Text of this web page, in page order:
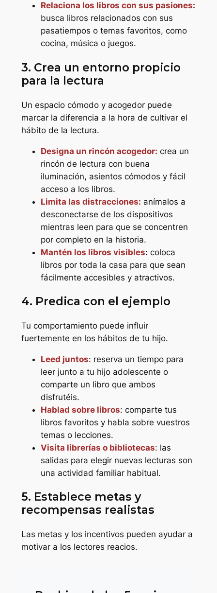
Relaciona los libros con sus pasiones:
busca libros relacionados con sus
pasatiempos o temas favoritos, como
cocina, música o juegos.
3. Crea un entorno propicio
para la lectura
Un espacio cómodo y acogedor puede
marcar la diferencia a la hora de cultivar el
hábito de la lectura.
Designa un rincón acogedor: crea un
rincón de lectura con buena
iluminación, asientos cómodos y fácil
acceso a los libros.
Limita las distracciones: anímalos a
desconectarse de los dispositivos
mientras leen para que se concentren
por completo en la historia.
Mantén los libros visibles: coloca
libros por toda la casa para que sean
fácilmente accesibles y atractivos.
4. Predica con el ejemplo
Tu comportamiento puede influir
fuertemente en los hábitos de tu hijo.
Leed juntos: reserva un tiempo para
leer junto a tu hijo adolescente o
comparte un libro que ambos
disfrutéis.
Hablad sobre libros: comparte tus
libros favoritos y habla sobre vuestros
temas o lecciones.
Visita librerías o bibliotecas: las
salidas para elegir nuevas lecturas son
una actividad familiar habitual.
5. Establece metas y
recompensas realistas
Las metas y los incentivos pueden ayudar a
motivar a los lectores reacios.